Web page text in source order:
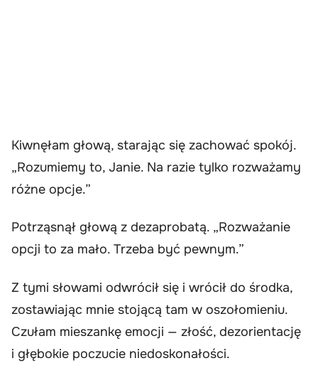
Kiwnęłam głową, starając się zachować spokój.
„Rozumiemy to, Janie. Na razie tylko rozważamy
różne opcje.”
Potrząsnął głową z dezaprobatą. „Rozważanie
opcji to za mało. Trzeba być pewnym.”
Z tymi słowami odwrócił się i wrócił do środka,
zostawiając mnie stojącą tam w oszołomieniu.
Czułam mieszankę emocji — złość, dezorientację
i głębokie poczucie niedoskonałości.